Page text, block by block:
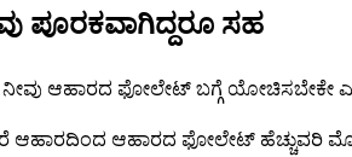
ಪೂರಕವಾಗಿದ್ದರೂ ಸಹ
ನೀವು ಆಹಾರದ ಫೋಲೇಟ್ ಬಗ್ಗೆ
ಆಹಾರದ ಫೋಲೇಟ್ ಹೆಚ್ಚುವರಿ